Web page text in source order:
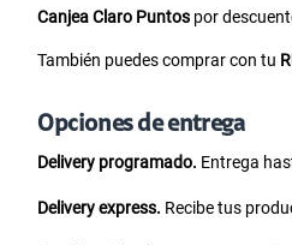
Canjea Claro Puntos por
También puedes comprar con tu
Opciones de entrega
Delivery programado. Entrega
Delivery express. Recibe tus